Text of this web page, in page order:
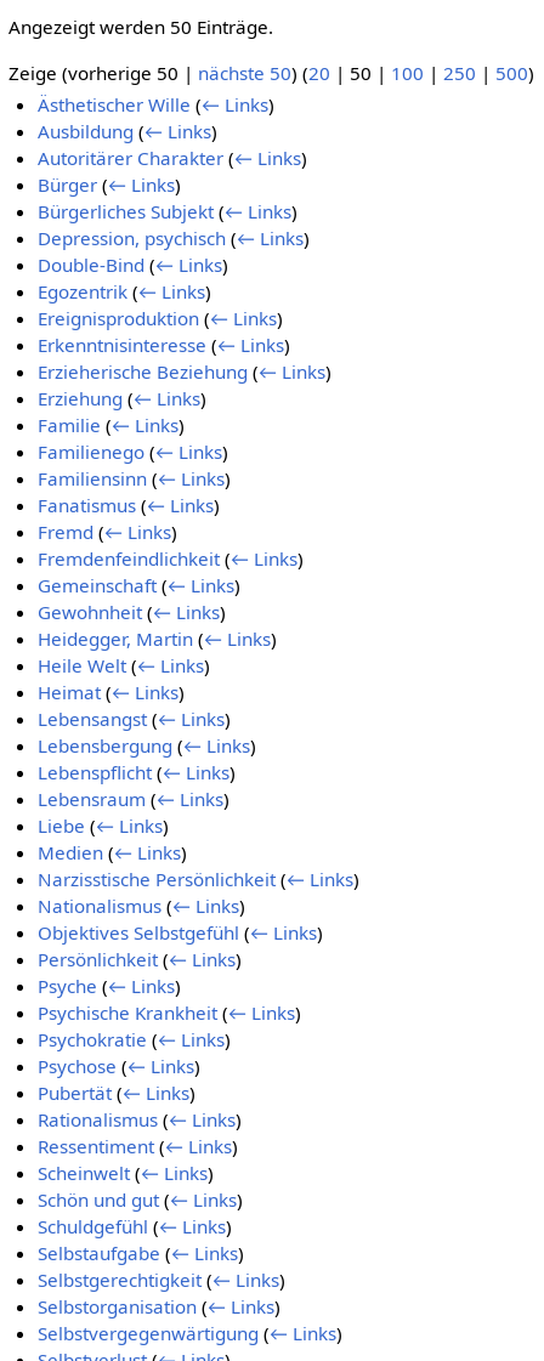
Angezeigt werden 50 Einträge.
Zeige (vorherige 50 | nächste 50) (20 | 50 | 100 | 250 | 500)
Ästhetischer Wille (← Links)
Ausbildung (← Links)
Autoritärer Charakter (← Links)
Bürger (← Links)
Bürgerliches Subjekt (← Links)
Depression, psychisch (← Links)
Double-Bind (← Links)
Egozentrik (← Links)
Ereignisproduktion (← Links)
Erkenntnisinteresse (← Links)
Erzieherische Beziehung (← Links)
Erziehung (← Links)
Familie (← Links)
Familienego (← Links)
Familiensinn (← Links)
Fanatismus (← Links)
Fremd (← Links)
Fremdenfeindlichkeit (← Links)
Gemeinschaft (← Links)
Gewohnheit (← Links)
Heidegger, Martin (← Links)
Heile Welt (← Links)
Heimat (← Links)
Lebensangst (← Links)
Lebensbergung (← Links)
Lebenspflicht (← Links)
Lebensraum (← Links)
Liebe (← Links)
Medien (← Links)
Narzisstische Persönlichkeit (← Links)
Nationalismus (← Links)
Objektives Selbstgefühl (← Links)
Persönlichkeit (← Links)
Psyche (← Links)
Psychische Krankheit (← Links)
Psychokratie (← Links)
Psychose (← Links)
Pubertät (← Links)
Rationalismus (← Links)
Ressentiment (← Links)
Scheinwelt (← Links)
Schön und gut (← Links)
Schuldgefühl (← Links)
Selbstaufgabe (← Links)
Selbstgerechtigkeit (← Links)
Selbstorganisation (← Links)
Selbstvergegenwärtigung (← Links)